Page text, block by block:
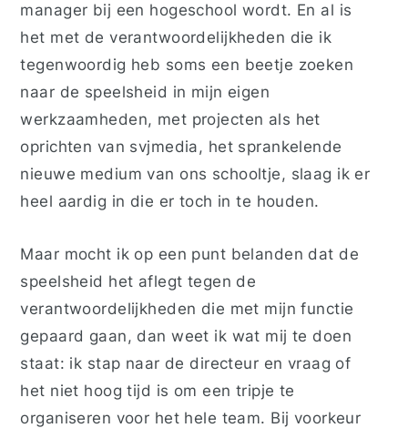
manager bij een hogeschool wordt. En al is
het met de verantwoordelijkheden die ik
tegenwoordig heb soms een beetje zoeken
naar de speelsheid in mijn eigen
werkzaamheden, met projecten als het
oprichten van svjmedia, het sprankelende
nieuwe medium van ons schooltje, slaag ik er
heel aardig in die er toch in te houden.
Maar mocht ik op een punt belanden dat de
speelsheid het aflegt tegen de
verantwoordelijkheden die met mijn functie
gepaard gaan, dan weet ik wat mij te doen
staat: ik stap naar de directeur en vraag of
het niet hoog tijd is om een tripje te
organiseren voor het hele team. Bij voorkeur